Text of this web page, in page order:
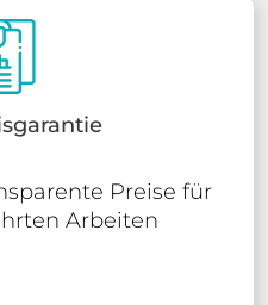
Preise für
Arbeiten